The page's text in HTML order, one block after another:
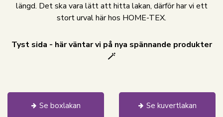
längd. Det ska vara lätt att hitta lakan, därför har vi ett
stort urval här hos HOME-TEX.
Tyst sida - här väntar vi på nya spännande produkter
🪄
Se boxlakan Se kuvertlakan